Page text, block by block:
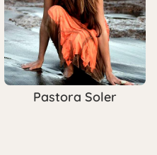
Pastora Soler